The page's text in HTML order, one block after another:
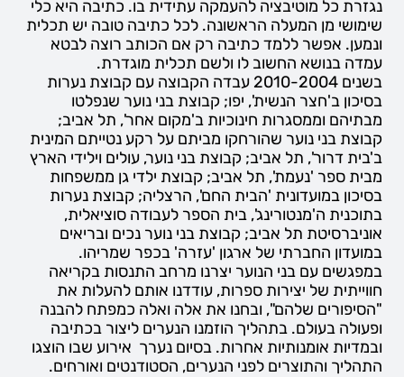
נגזרת כל מוטיבציה להעמקה עתידית בו. כתיבה היא כלי
שימושי מן המעלה הראשונה. לכל כתיבה טובה יש תכלית
ונמען. אפשר ללמד כתיבה רק אם הכותב רוצה לבטא
עמדה בנושא החשוב לו ולשם תכלית מוגדרת.
בשנים 2010­-2004 עבדה הקבוצה עם קבוצת נערות
בסיכון ב'חצר הנשית', יפו; קבוצת בני נוער שנפלטו
מבתיהם וממסגרות חינוכיות ב'מקום אחר', תל אביב;
קבוצת בני נוער שהורחקו מביתם על רקע נטייתם המינית
ב'בית דרור', תל אביב; קבוצת בני נוער, עולים וילידי הארץ
מבית ספר 'נעמת', תל אביב; קבוצת ילדי גן ממשפחות
בסיכון במועדונית 'הבית החם', הרצליה; קבוצת נערות
בתוכנית ה'מנטורינג', בית הספר לעבודה סוציאלית,
אוניברסיטת תל אביב; קבוצת בני נוער נכים ובריאים
במועדון החברתי של ארגון 'עזרה' בכפר שמריהו.
במפגשים עם בני הנוער יצרנו מרחב התנסות בקריאה
חווייתית של יצירות ספרות, עודדנו אותם להעלות את
"הסיפורים שלהם", ובחנו את אלה ואלה כמפתח להבנה
ופעולה בעולם. בתהליך הוזמנו הנערים ליצור בכתיבה
ובמדיות אומנותיות אחרות. בסיום נערך אירוע שבו הוצגו
התהליך והתוצרים לפני הנערים, הסטודנטים ואורחים.